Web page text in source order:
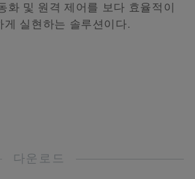
화 및 원격 제어를 보다 효율적이
게 실현하는 솔루션이다.
다운로드